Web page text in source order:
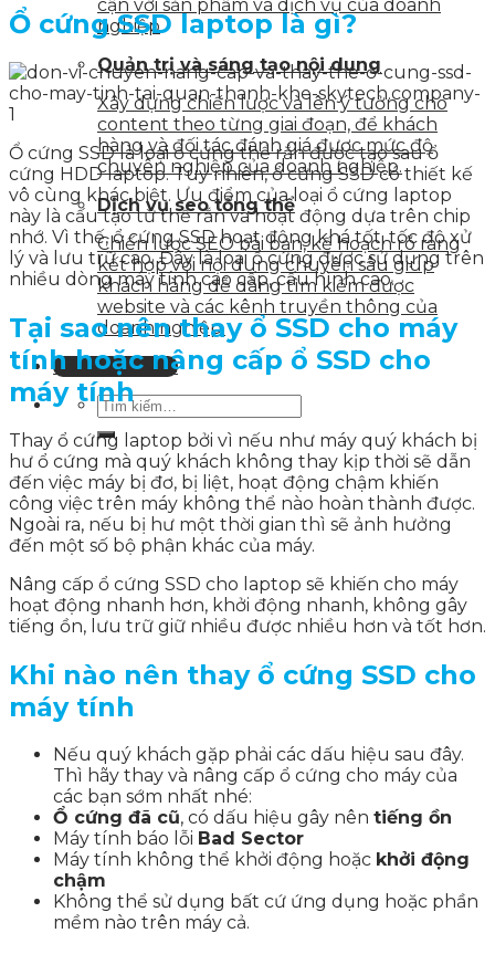
cận với sản phẩm và dịch vụ của doanh
nghiệp
Quản trị và sáng tạo nội dung
Xây dựng chiến lược và lên ý tưởng cho
content theo từng giai đoạn, để khách
hàng và đối tác đánh giá được mức độ
chuyên nghiệp của doanh nghiệp.
Dịch vụ seo tổng thể
Chiến lược SEO bài bản, kế hoạch rõ ràng
kết hợp với nội dung chuyên sâu giúp
khách hàng dễ dàng tìm kiếm được
website và các kênh truyền thông của
doanh nghiệp.
Liên hệ tư vấn
Ổ cứng SSD laptop là gì?
Ổ cứng SSD là loại ổ cứng thể rắn được tạo sau ổ
cứng HDD laptop. Tuy nhiên, ổ cứng SSD có thiết kế
vô cùng khác biệt. Ưu điểm của loại ổ cứng laptop
này là cấu tạo từ thể rắn và hoạt động dựa trên chip
nhớ. Vì thế, ổ cứng SSD hoạt động khá tốt, tốc độ xử
lý và lưu trữ cao. Đây là loại ổ cứng được sử dụng trên
nhiều dòng máy tính cao cấp, cấu hình cao.
Tại sao nên thay ổ SSD cho máy
tính hoặc nâng cấp ổ SSD cho
máy tính
Thay ổ cứng laptop bởi vì nếu như máy quý khách bị
hư ổ cứng mà quý khách không thay kịp thời sẽ dẫn
đến việc máy bị đơ, bị liệt, hoạt động chậm khiến
công việc trên máy không thể nào hoàn thành được.
Ngoài ra, nếu bị hư một thời gian thì sẽ ảnh hưởng
đến một số bộ phận khác của máy.
Nâng cấp ổ cứng SSD cho laptop sẽ khiến cho máy
hoạt động nhanh hơn, khởi động nhanh, không gây
tiếng ồn, lưu trữ giữ nhiều được nhiều hơn và tốt hơn.
Khi nào nên thay ổ cứng SSD cho
máy tính
Nếu quý khách gặp phải các dấu hiệu sau đây.
Thì hãy thay và nâng cấp ổ cứng cho máy của
các bạn sớm nhất nhé:
Ổ cứng đã cũ, có dấu hiệu gây nên tiếng ồn
Máy tính báo lỗi Bad Sector
Máy tính không thể khởi động hoặc khởi động
chậm
Không thể sử dụng bất cứ ứng dụng hoặc phần
mềm nào trên máy cả.